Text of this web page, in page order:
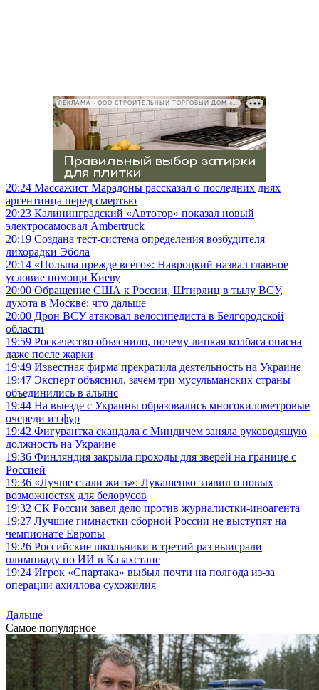
РЕКЛАМА • ООО СТРОИТЕЛЬНЫЙ ТОРГОВЫЙ ДОМ «ПЕТРОВИЧ», ИНН 7802348846
20:24 Массажист Марадоны рассказал о последних днях
аргентинца перед смертью
20:23 Калининградский «Автотор» показал новый
электросамосвал Ambertruck
20:19 Создана тест-система определения возбудителя
лихорадки Эбола
20:14 «Польша прежде всего»: Навроцкий назвал главное
условие помощи Киеву
20:00 Обращение США к России, Штирлиц в тылу ВСУ,
духота в Москве: что дальше
20:00 Дрон ВСУ атаковал велосипедиста в Белгородской
области
19:59 Роскачество объяснило, почему липкая колбаса опасна
даже после жарки
19:49 Известная фирма прекратила деятельность на Украине
19:47 Эксперт объяснил, зачем три мусульманских страны
объединились в альянс
19:44 На выезде с Украины образовались многокилометровые
очереди из фур
19:42 Фигурантка скандала с Миндичем заняла руководящую
должность на Украине
19:36 Финляндия закрыла проходы для зверей на границе с
Россией
19:36 «Лучше стали жить»: Лукашенко заявил о новых
возможностях для белорусов
19:32 СК России завел дело против журналистки-иноагента
19:27 Лучшие гимнастки сборной России не выступят на
чемпионате Европы
19:26 Российские школьники в третий раз выиграли
олимпиаду по ИИ в Казахстане
19:24 Игрок «Спартака» выбыл почти на полгода из-за
операции ахиллова сухожилия
Дальше
Самое популярное